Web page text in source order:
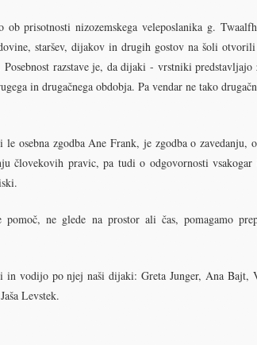
ob prisotnosti nizozemskega veleposlanika g.
staršev, dijakov in drugih gostov na šoli
Posebnost razstave je, da dijaki - vrstniki
in drugačnega obdobja. Pa vendar ne tako
le osebna zgodba Ane Frank, je zgodba o zavedanju,
človekovih pravic, pa tudi o odgovornosti vsakogar
pomoč, ne glede na prostor ali čas, pomagamo
in vodijo po njej naši dijaki: Greta Junger, Ana Bajt,
Levstek.